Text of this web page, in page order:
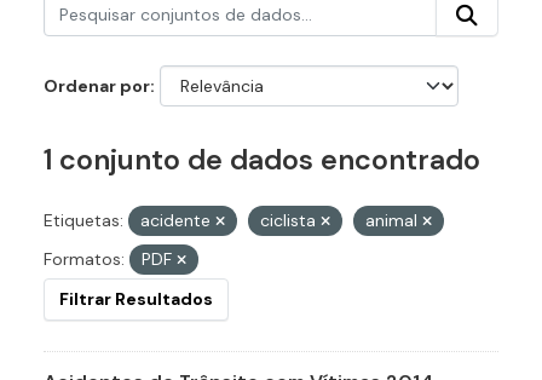
Ordenar por
1 conjunto de dados encontrado
Etiquetas: acidente ciclista
animal
Formatos:
PDF
Filtrar Resultados